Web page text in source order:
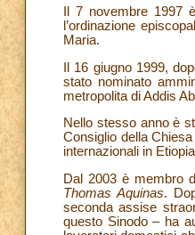
Il 7 novembre 1997
l’ordinazione
Maria.
Il 16 giugno 1999,
stato nominato
metropolita di Addis
Nello stesso anno è
Consiglio della
internazionali in
Dal 2003 è membro
Thomas Aquinas.
seconda assise
questo Sinodo – ha